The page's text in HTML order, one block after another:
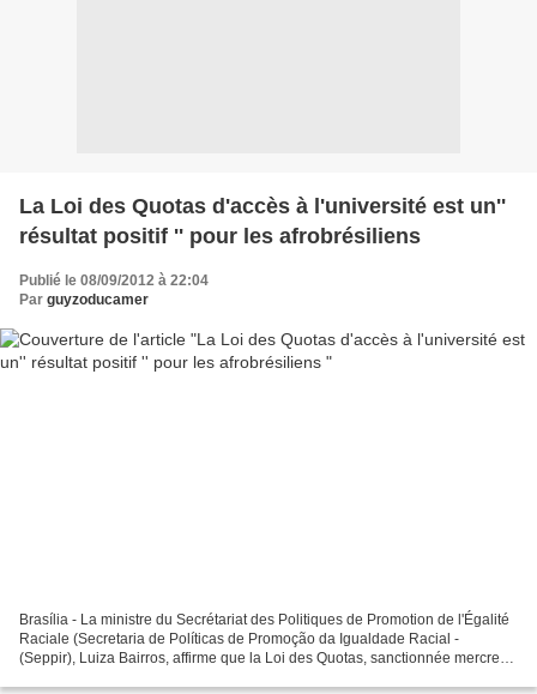
La Loi des Quotas d'accès à l'université est un''
résultat positif '' pour les afrobrésiliens
Publié le 08/09/2012 à 22:04
Par guyzoducamer
Brasília - La ministre du Secrétariat des Politiques de Promotion de l'Égalité
Raciale (Secretaria de Políticas de Promoção da Igualdade Racial -
(Seppir), Luiza Bairros, affirme que la Loi des Quotas, sanctionnée mercredi